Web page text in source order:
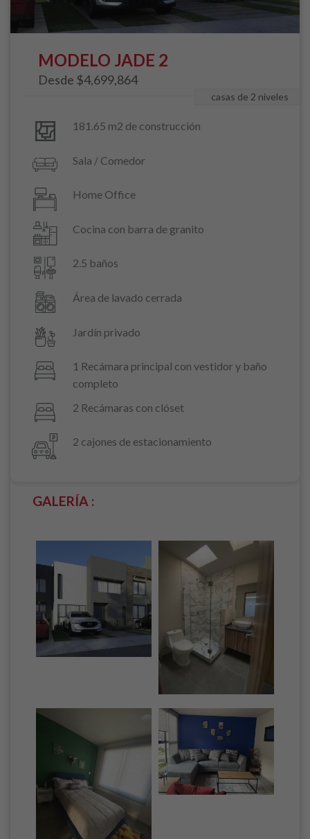
MODELO JADE 2
Desde $4,699,864
casas de 2 niveles
181.65 m2 de construcción
Sala / Comedor
Home Office
Cocina con barra de granito
2.5 baños
Área de lavado cerrada
Jardín privado
1 Recámara principal con vestidor y baño
completo
2 Recámaras con clóset
2 cajones de estacionamiento
GALERÍA :